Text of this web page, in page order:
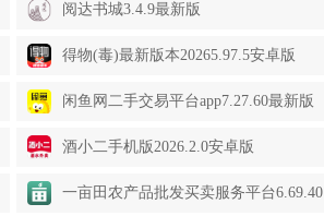
阅达书城3.4.9最新版
得物(毒)最新版本20265.97.5安卓版
闲鱼网二手交易平台app7.27.60最新版
酒小二手机版2026.2.0安卓版
一亩田农产品批发买卖服务平台6.69.40